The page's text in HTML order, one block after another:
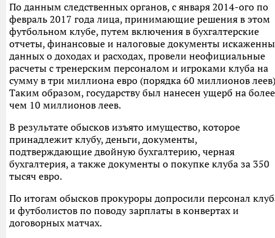
По данным следственных органов, с января 2014-ого по
февраль 2017 года лица, принимающие решения в этом
футбольном клубе, путем включения в бухгалтерские
отчеты, финансовые и налоговые документы
данных о доходах и расходах, провели неофициальные
расчеты с тренерским персоналом и игроками клуба на
сумму в три миллиона евро (порядка 60 миллионов
Таким образом, государству был нанесен ущерб на более
чем 10 миллионов леев.
В результате обысков изъято имущество, которое
принадлежит клубу, деньги, документы,
подтверждающие двойную бухгалтерию, черная
бухгалтерия, а также документы о покупке клуба за 350
тысяч евро.
По итогам обысков прокуроры допросили персонал
и футболистов по поводу зарплаты в конвертах и
договорных матчах.